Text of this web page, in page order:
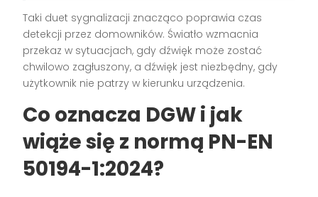
Taki duet sygnalizacji znacząco poprawia czas
detekcji przez domowników. Światło wzmacnia
przekaz w sytuacjach, gdy dźwięk może zostać
chwilowo zagłuszony, a dźwięk jest niezbędny, gdy
użytkownik nie patrzy w kierunku urządzenia.
Co oznacza DGW i jak
wiąże się z normą PN-EN
50194-1:2024?